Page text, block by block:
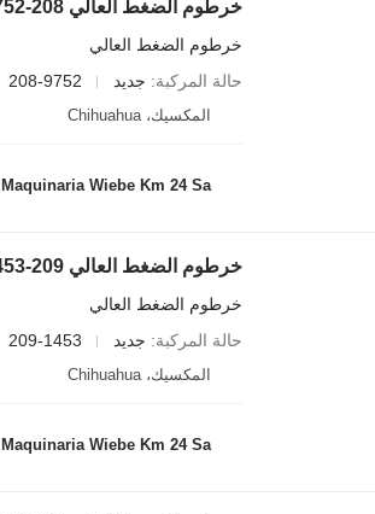
خرطوم الضغط العالي 208-9752 لـ بلدوزر Caterpillar D8T
خرطوم الضغط العالي
حالة المركبة
جديد 208-9752
المكسيك، Chihuahua
Maquinaria Wiebe Km 24 Sa
خرطوم الضغط العالي 209-1453 لـ بلدوزر Caterpillar D8T
خرطوم الضغط العالي
حالة المركبة
جديد 209-1453
المكسيك، Chihuahua
Maquinaria Wiebe Km 24 Sa